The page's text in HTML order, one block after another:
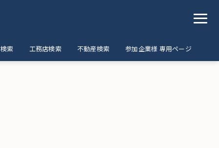
索 工務店検索 不動産検索 参加企業様 専用ページ